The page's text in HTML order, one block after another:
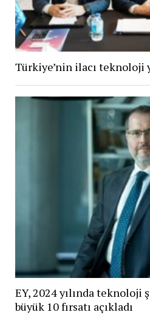
Türkiye’nin ilacı teknoloji
EY, 2024 yılında
büyük 10 fırsatı açıkladı